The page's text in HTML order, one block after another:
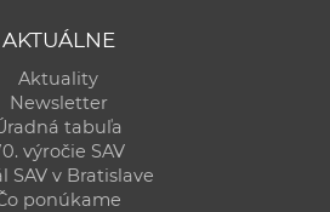
AKTUÁLNE
Aktuality
Newsletter
tabuľa
výročie SAV
SAV v Bratislave
ponúkame